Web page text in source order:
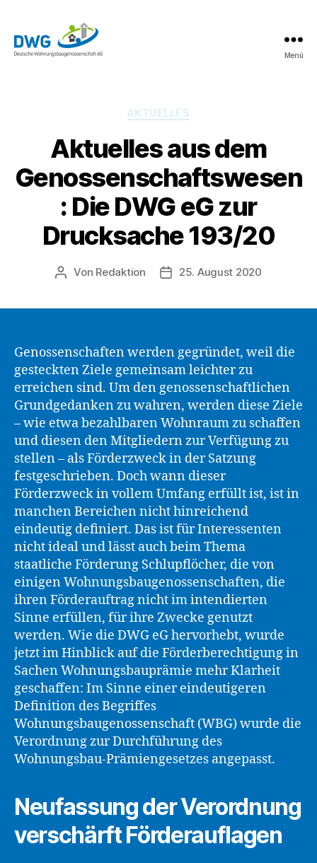
Menü
Kategorien
AKTUELLES
Aktuelles aus dem
Genossenschaftswesen
: Die DWG eG zur
Drucksache 193/20
Beitragsautor
Von Redaktion Beitragsdatum
25. August 2020
Genossenschaften werden gegründet, weil die
gesteckten Ziele gemeinsam leichter zu
erreichen sind. Um den genossenschaftlichen
Grundgedanken zu wahren, werden diese Ziele
– wie etwa bezahlbaren Wohnraum zu schaffen
und diesen den Mitgliedern zur Verfügung zu
stellen – als Förderzweck in der Satzung
festgeschrieben. Doch wann dieser
Förderzweck in vollem Umfang erfüllt ist, ist in
manchen Bereichen nicht hinreichend
eindeutig definiert. Das ist für Interessenten
nicht ideal und lässt auch beim Thema
staatliche Förderung Schlupflöcher, die von
einigen Wohnungsbaugenossenschaften, die
ihren Förderauftrag nicht im intendierten
Sinne erfüllen, für ihre Zwecke genutzt
werden. Wie die DWG eG hervorhebt, wurde
jetzt im Hinblick auf die Förderberechtigung in
Sachen Wohnungsbauprämie mehr Klarheit
geschaffen: Im Sinne einer eindeutigeren
Definition des Begriffes
Wohnungsbaugenossenschaft (WBG) wurde die
Verordnung zur Durchführung des
Wohnungsbau-Prämiengesetzes angepasst.
Neufassung der Verordnung
verschärft Förderauflagen